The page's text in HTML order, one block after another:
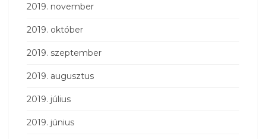
2019. november
2019. október
2019. szeptember
2019. augusztus
2019. július
2019. június